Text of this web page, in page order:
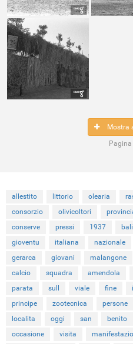
Mostra
Pagina
allestito littorio olearia
consorzio
olivicoltori
conserve
pressi 1937
gioventu
italiana nazionale
gerarca
giovani malangone
calcio
squadra amendola
parata
sull viale fine
principe
zootecnica persone
localita
oggi san benito
occasione
visita